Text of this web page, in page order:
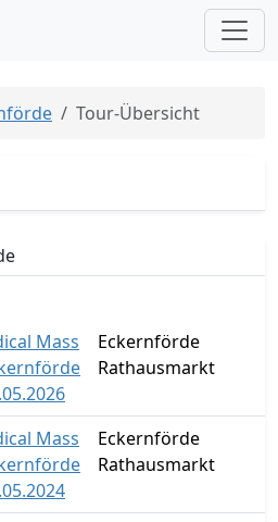
Tour-Übersicht
Mass
Eckernförde
Rathausmarkt
Mass
Eckernförde
Rathausmarkt